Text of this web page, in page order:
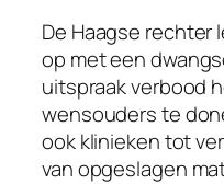
De Haagse rechter
op met een
uitspraak verbood
wensouders te
ook klinieken tot
van opgeslagen